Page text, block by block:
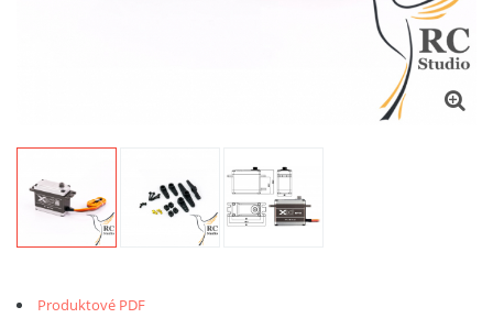
Produktové PDF